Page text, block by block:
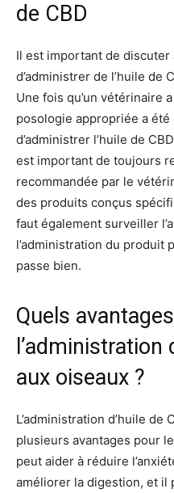
de CBD
Il est important de
d’administrer de l’huile de
Une fois qu’un vétérinaire
posologie appropriée a
d’administrer l’huile de
est important de toujours
recommandée par le
des produits conçus
faut également surveiller
l’administration du produit
passe bien.
Quels
l’administration
aux oiseaux ?
L’administration d’huile
plusieurs avantages pour
peut aider à réduire
améliorer la digestion, et il